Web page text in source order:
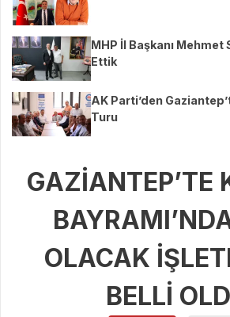
MHP İl Başkanı Mehmet
Ettik
AK Parti’den
Turu
GAZİANTEP’TE
OLACAK
BELLİ